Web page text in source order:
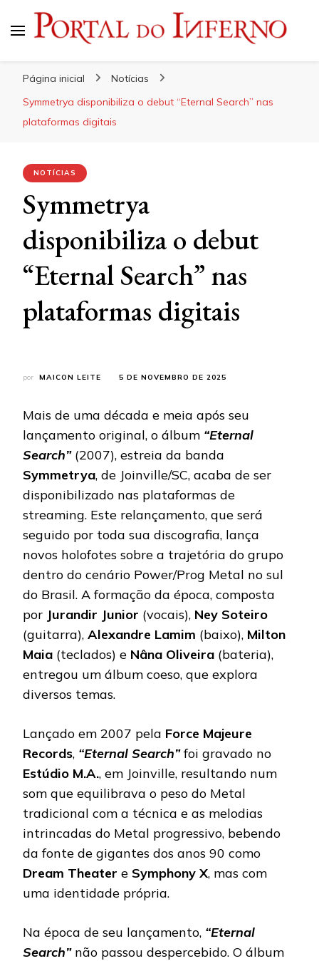
Página inicial
Notícias
Symmetrya disponibiliza o debut “Eternal Search” nas
plataformas digitais
NOTÍCIAS
Symmetrya
disponibiliza o debut
“Eternal Search” nas
plataformas digitais
por MAICON LEITE 5 DE NOVEMBRO DE 2025
Mais de uma década e meia após seu
lançamento original, o álbum “Eternal
Search”(2007), estreia da banda
Symmetrya, de Joinville/SC, acaba de ser
disponibilizado nas plataformas de
streaming. Este relançamento, que será
seguido por toda sua discografia, lança
novos holofotes sobre a trajetória do grupo
dentro do cenário Power/Prog Metal no sul
do Brasil. A formação da época, composta
por Jurandir Junior (vocais), Ney Soteiro
(guitarra), Alexandre Lamim (baixo), Milton
Maia (teclados) e Nâna Oliveira (bateria),
entregou um álbum coeso, que explora
diversos temas.
Lançado em 2007 pela Force Majeure
Records, “Eternal Search”foi gravado no
Estúdio M.A., em Joinville, resultando num
som que equilibrava o peso do Metal
tradicional com a técnica e as melodias
intrincadas do Metal progressivo, bebendo
da fonte de gigantes dos anos 90 como
Dream Theater e Symphony X, mas com
uma identidade própria.
Na época de seu lançamento, “Eternal
Search”não passou despercebido. O álbum